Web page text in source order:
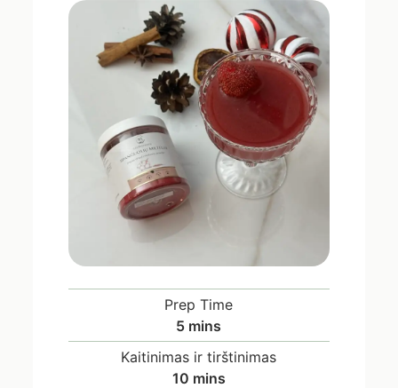
Prep Time
5 mins
Kaitinimas ir tirštinimas
10 mins